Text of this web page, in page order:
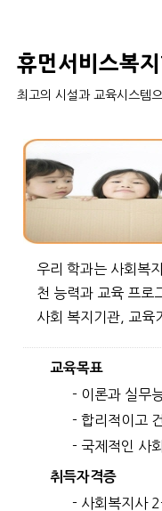
휴먼서비스복
최고의 시설과 교육시스템
우리 학과는 사회복
천 능력과 교육 프로
사회 복지기관, 교육
교육목표
- 이론과 실무
- 합리적이고
- 국제적인 사
취득자격증
- 사회복지사